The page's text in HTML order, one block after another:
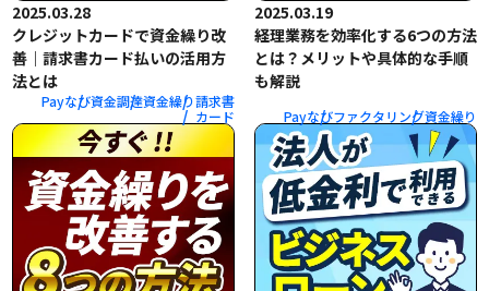
2025.03.28
クレジットカードで資金繰り改
善｜請求書カード払いの活用方
法とは
Payなび資金調達資金繰り請求書
カード
2025.03.19
経理業務を効率化する6つの方法
とは？メリットや具体的な手順
も解説
Payなびファクタリング資金繰り